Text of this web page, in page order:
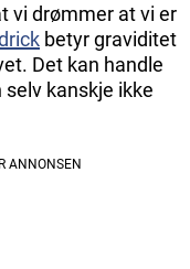
vi drømmer at vi er
betyr graviditet
Det kan handle
kanskje ikke